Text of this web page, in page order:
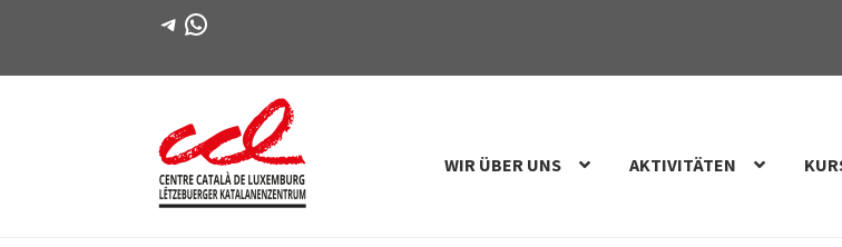
Telegramm
WhatsApp
Direkt
zur
Zum
Inhalt
WIR ÜBER UNS AKTIVITÄTEN